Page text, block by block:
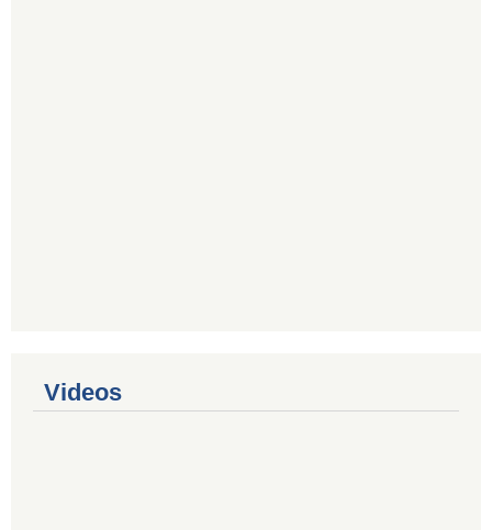
Videos